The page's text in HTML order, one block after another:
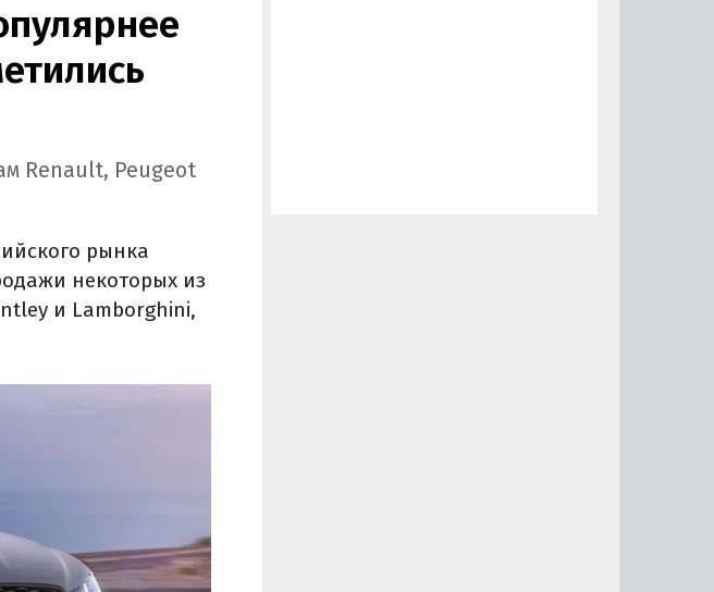
Renault, Peugeot
рынка
некоторых из
и Lamborghini,